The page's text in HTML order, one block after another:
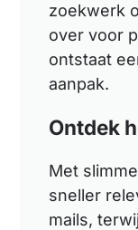
zoekwerk
over voor
ontstaat
aanpak.
Ontdek
Met
sneller
mails,